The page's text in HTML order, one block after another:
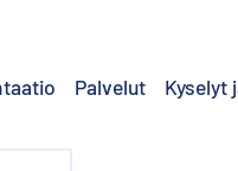
Palvelut Kyselyt